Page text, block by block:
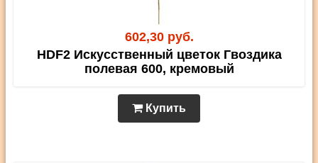
602,30 руб.
HDF2 Искусственный цветок Гвоздика
полевая 600, кремовый
Купить